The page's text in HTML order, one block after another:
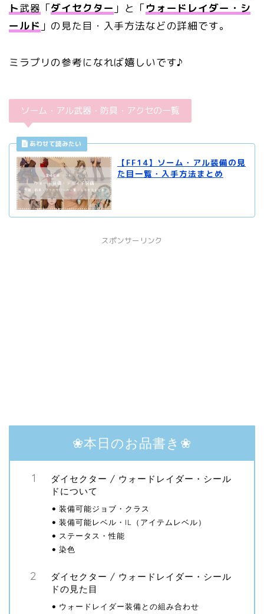
ト武器 「ダイセクター 」と「ウォードレイダー・シ
ールド 」の見た目・入手方法などの詳細です。
ミラプリの参考になれば嬉しいです♪
ソーム・アル武器・防具・アクセの一覧
【FF14】ソーム・アル装備の見
た目一覧・入手方法まとめ
スポンサーリンク
❀本日のお品書き❀
ダイセクター / ウォードレイダー・シール
ドについて
装備可能ジョブ・クラス
装備可能レベル・IL（アイテムレベル）
ステータス・性能
染色
ダイセクター / ウォードレイダー・シール
ドの見た目
ウォードレイダー装備との組み合わせ